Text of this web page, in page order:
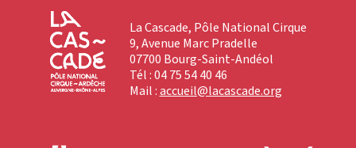
La Cascade, Pôle National Cirque
9, Avenue Marc Pradelle
07700 Bourg-Saint-Andéol
Tél : 04 75 54 40 46
Mail :accueil@lacascade.org